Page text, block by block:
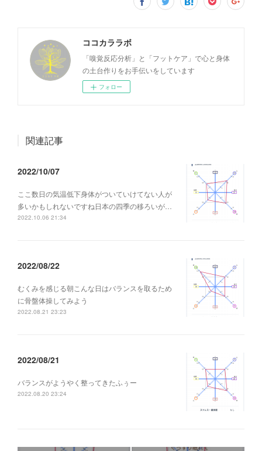
ココカララボ
「嗅覚反応分析」と「フットケア」で心と身体
の土台作りをお手伝いをしています
フォロー
関連記事
2022/10/07
ここ数日の気温低下身体がついていけてない人が
多いかもしれないですね日本の四季の移ろいが…
2022.10.06 21:34
2022/08/22
むくみを感じる朝こんな日はバランスを取るため
に骨盤体操してみよう
2022.08.21 23:23
2022/08/21
バランスがようやく整ってきたふぅー
2022.08.20 23:24